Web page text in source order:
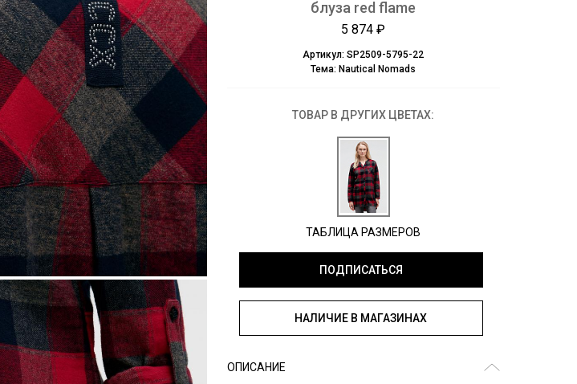
блуза red flame
5 874 ₽
Артикул: SP2509-5795-22
Тема: Nautical Nomads
ТОВАР В ДРУГИХ ЦВЕТАХ:
ТАБЛИЦА РАЗМЕРОВ
ПОДПИСАТЬСЯ
НАЛИЧИЕ В МАГАЗИНАХ
ОПИСАНИЕ